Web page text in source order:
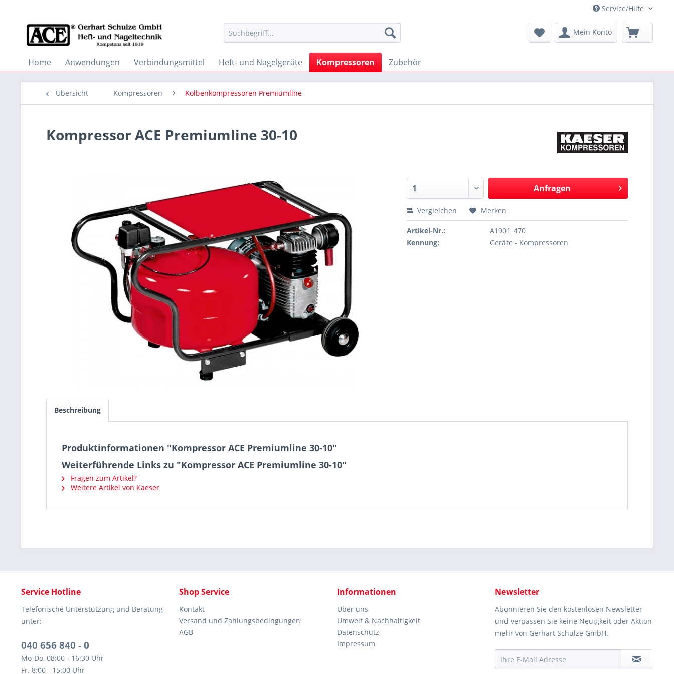
Service/Hilfe
Mein Konto
Home Anwendungen Verbindungsmittel Heft- und Nagelgeräte Kompressoren Zubehör
Übersicht Kompressoren Kolbenkompressoren Premiumline
Kompressor ACE Premiumline 30-10
Anfragen
Vergleichen Merken
Artikel-Nr.:
A1901_470
Kennung:
Geräte - Kompressoren
Beschreibung
Produktinformationen "Kompressor ACE Premiumline 30-10"
Weiterführende Links zu "Kompressor ACE Premiumline 30-10"
Fragen zum Artikel?
Weitere Artikel von Kaeser
Service Hotline
Telefonische Unterstützung und Beratung
unter:
040 656 840 - 0
Mo-Do, 08:00 - 16:30 Uhr
Fr. 8:00 - 15:00 Uhr
Shop Service
Kontakt
Versand und Zahlungsbedingungen
AGB
Informationen
Über uns
Umwelt & Nachhaltigkeit
Datenschutz
Impressum
Newsletter
Abonnieren Sie den kostenlosen Newsletter
und verpassen Sie keine Neuigkeit oder Aktion
mehr von Gerhart Schulze GmbH.